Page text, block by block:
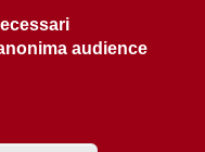
i diritti riservati
audience